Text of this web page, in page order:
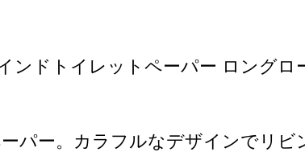
ドトイレットペーパー ロングロ
パー。カラフルなデザインでリビ